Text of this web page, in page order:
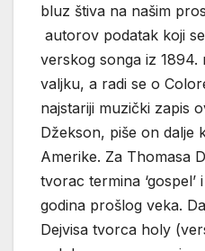
bluz štiva na našim
autorov podatak koji
verskog songa iz 1894.
valjku, a radi se o
najstariji muzički zapis
Džekson, piše on dalje
Amerike. Za Thomasa
tvorac termina
godina prošlog veka.
Dejvisa tvorca holy